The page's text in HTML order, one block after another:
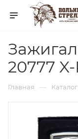
20777 X-
Главная — Каталог